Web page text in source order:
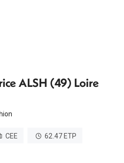
ALSH (49) Loire
CEE 62.47 ETP